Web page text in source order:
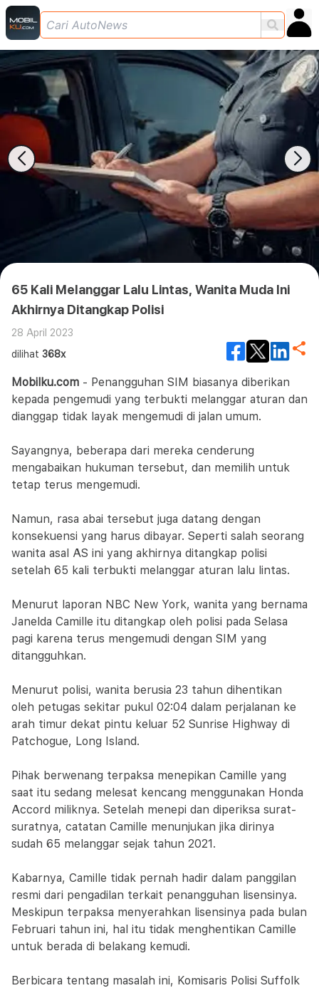
65 Kali Melanggar Lalu Lintas, Wanita Muda Ini
Akhirnya Ditangkap Polisi
28 April 2023
dilihat 368x
Mobilku.com - Penangguhan SIM biasanya diberikan
kepada pengemudi yang terbukti melanggar aturan dan
dianggap tidak layak mengemudi di jalan umum.
Sayangnya, beberapa dari mereka cenderung
mengabaikan hukuman tersebut, dan memilih untuk
tetap terus mengemudi.
Namun, rasa abai tersebut juga datang dengan
konsekuensi yang harus dibayar. Seperti salah seorang
wanita asal AS ini yang akhirnya ditangkap polisi
setelah 65 kali terbukti melanggar aturan lalu lintas.
Menurut laporan NBC New York, wanita yang bernama
Janelda Camille itu ditangkap oleh polisi pada Selasa
pagi karena terus mengemudi dengan SIM yang
ditangguhkan.
Menurut polisi, wanita berusia 23 tahun dihentikan
oleh petugas sekitar pukul 02:04 dalam perjalanan ke
arah timur dekat pintu keluar 52 Sunrise Highway di
Patchogue, Long Island.
Pihak berwenang terpaksa menepikan Camille yang
saat itu sedang melesat kencang menggunakan Honda
Accord miliknya. Setelah menepi dan diperiksa surat-
suratnya, catatan Camille menunjukan jika dirinya
sudah 65 melanggar sejak tahun 2021.
Kabarnya, Camille tidak pernah hadir dalam panggilan
resmi dari pengadilan terkait penangguhan lisensinya.
Meskipun terpaksa menyerahkan lisensinya pada bulan
Februari tahun ini, hal itu tidak menghentikan Camille
untuk berada di belakang kemudi.
Berbicara tentang masalah ini, Komisaris Polisi Suffolk